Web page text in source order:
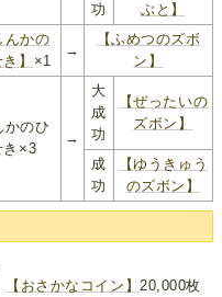
功
ぶと】
んかの
】 ×1
→
【ふめつのズボ
ン】
かのひ
き×3
→
大
成
功
【ぜったいの
ズボン】
成
功
【ゆうきゅう
のズボン】
【おさかなコイン】 20,000枚